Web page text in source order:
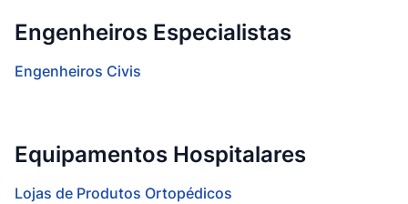
Engenheiros Especialistas
Engenheiros Civis
Equipamentos Hospitalares
Lojas de Produtos Ortopédicos